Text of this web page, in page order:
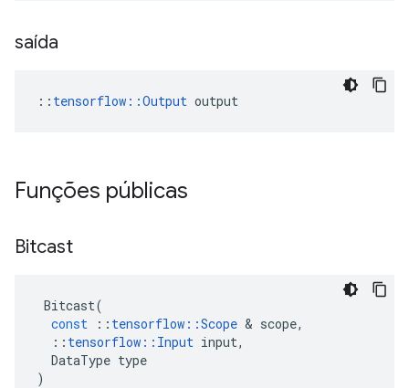
saída
:: tensorflow::Output output
Funções públicas
Bitcast
Bitcast(
const
:: tensorflow ::Scope & scope,
:: tensorflow :: Input input,
DataType type
)